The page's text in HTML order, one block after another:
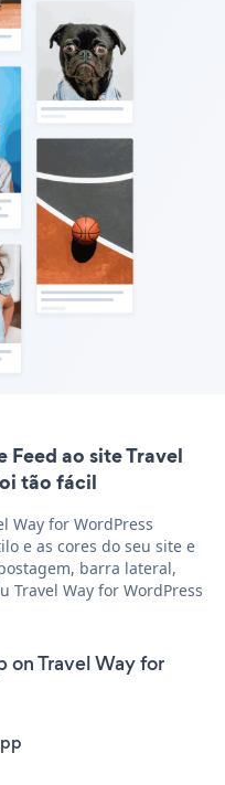
ao site Travel
tão fácil
Way for WordPress
e as cores do seu site e
barra lateral,
Travel Way for WordPress
on Travel Way for